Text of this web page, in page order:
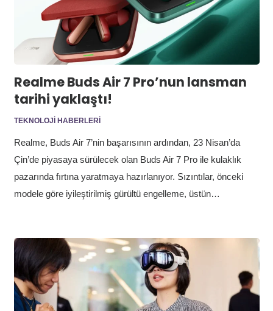
Realme Buds Air 7 Pro’nun lansman
tarihi yaklaştı!
TEKNOLOJI HABERLERI
Realme, Buds Air 7’nin başarısının ardından, 23 Nisan’da
Çin’de piyasaya sürülecek olan Buds Air 7 Pro ile kulaklık
pazarında fırtına yaratmaya hazırlanıyor. Sızıntılar, önceki
modele göre iyileştirilmiş gürültü engelleme, üstün…